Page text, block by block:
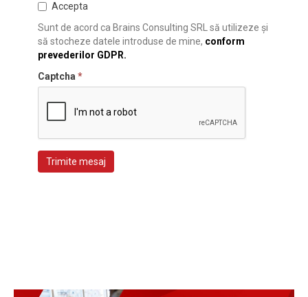
Accepta
Sunt de acord ca Brains Consulting SRL să utilizeze și
să stocheze datele introduse de mine, conform
prevederilor GDPR.
Captcha *
Trimite mesaj